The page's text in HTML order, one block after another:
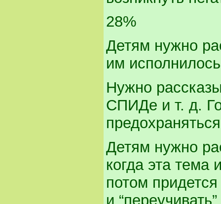
28%
Детям нужно
им
Нужно
СПИДе и т. д.
Детям нужно
когда эта тема
потом
и “переучивать”.